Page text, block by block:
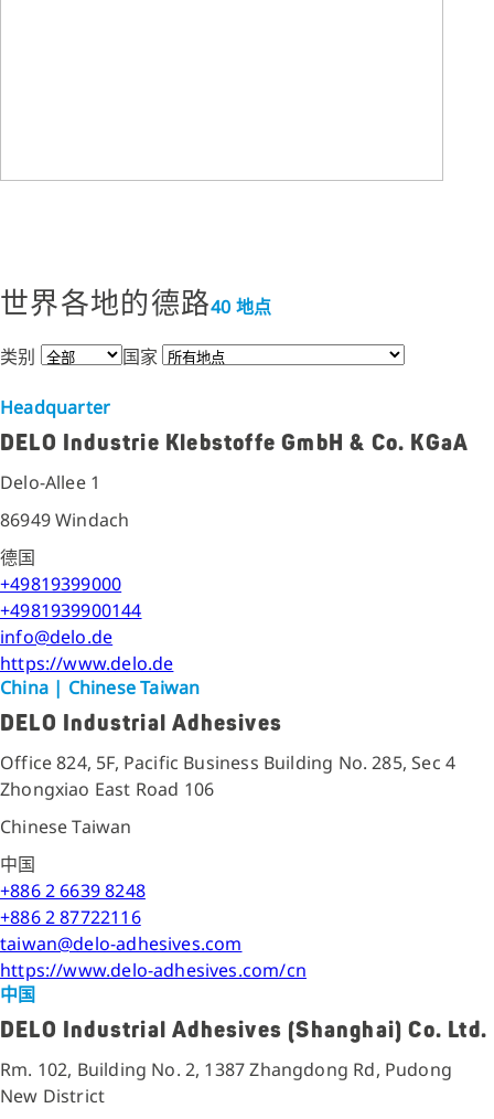
世界各地的德路40 地点
类别 国家
Headquarter
DELO Industrie Klebstoffe GmbH & Co. KGaA
Delo-Allee 1
86949 Windach
德国
+49819399000
+4981939900144
info@delo.de
https://www.delo.de
China | Chinese Taiwan
DELO Industrial Adhesives
Office 824, 5F, Pacific Business Building No. 285, Sec 4
Zhongxiao East Road 106
Chinese Taiwan
中国
+886 2 6639 8248
+886 2 87722116
taiwan@delo-adhesives.com
https://www.delo-adhesives.com/cn
中国
DELO Industrial Adhesives (Shanghai) Co. Ltd.
Rm. 102, Building No. 2, 1387 Zhangdong Rd, Pudong
New District